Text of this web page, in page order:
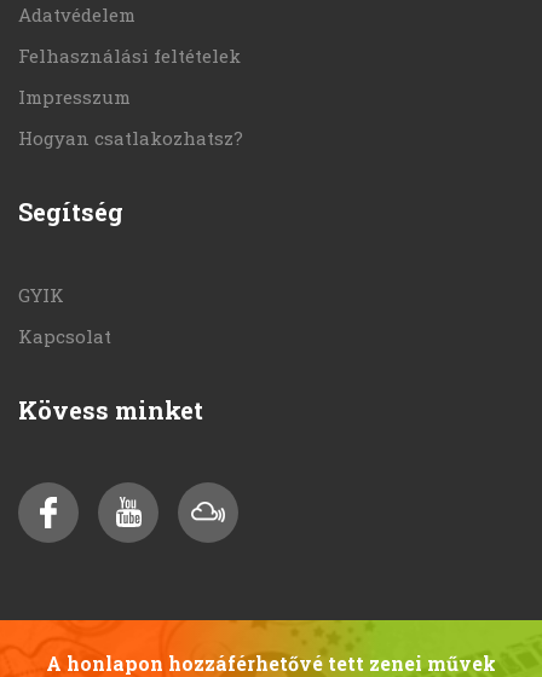
Adatvédelem
Felhasználási feltételek
Impresszum
Hogyan csatlakozhatsz?
Segítség
GYIK
Kapcsolat
Kövess minket
A honlapon hozzáférhetővé tett zenei művek